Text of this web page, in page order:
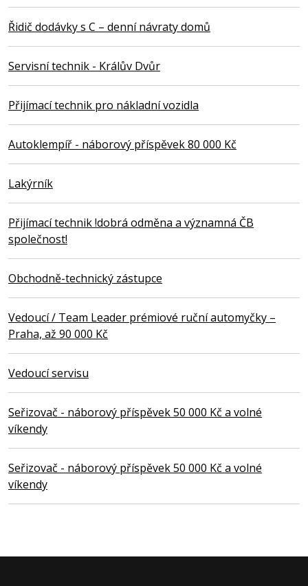
Řidič dodávky s C – denní návraty domů
Servisní technik - Králův Dvůr
Přijímací technik pro nákladní vozidla
Autoklempíř - náborový příspěvek 80 000 Kč
Lakýrník
Přijímací technik !dobrá odměna a významná ČB
společnost!
Obchodně-technický zástupce
Vedoucí / Team Leader prémiové ruční automyčky –
Praha, až 90 000 Kč
Vedoucí servisu
Seřizovač - náborový příspěvek 50 000 Kč a volné
víkendy
Seřizovač - náborový příspěvek 50 000 Kč a volné
víkendy